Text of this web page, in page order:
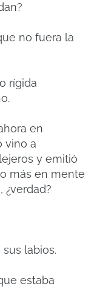
no fuera la
rígida
en
vino a
y emitió
más en mente
labios.
estaba